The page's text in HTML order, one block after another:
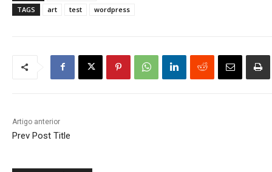
TAGS
art test wordpress
Artigo anterior
Prev Post Title